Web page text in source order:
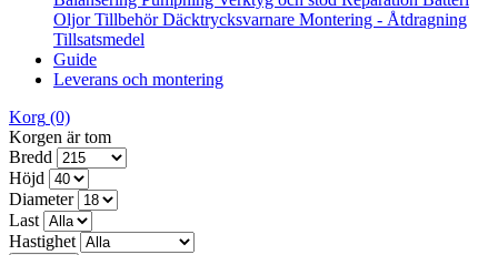
OljorTillbehörDäcktrycksvarnare Montering - Åtdragning
Tillsatsmedel
Guide
Leverans och montering
Korg (0)
Korgen är tom
Bredd
Höjd
Diameter
Last
Hastighet